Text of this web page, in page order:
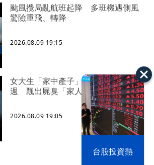
台股投資熱
颱風攪局亂航班起降 多班機遇側風
驚險重飛、轉降
2026.08.09 19:15
女大生「家中產子」包巾藏屍近一
週 飄出屍臭「家人才知」
2026.08.09 19:05